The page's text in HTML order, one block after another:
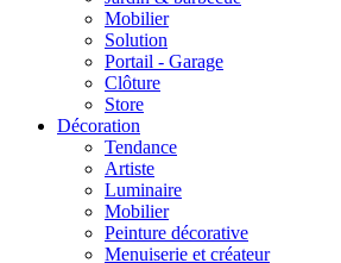
Mobilier
Solution
Portail - Garage
Clôture
Store
Décoration
Tendance
Artiste
Luminaire
Mobilier
Peinture décorative
Menuiserie et créateur